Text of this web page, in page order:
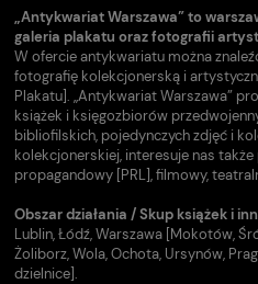
„Antykwariat Warszawa” to
galeria plakatu oraz fotografii
W ofercie antykwariatu można
fotografię kolekcjonerską i
Plakatu]. „Antykwariat Warszawa”
książek i księgozbiorów
bibliofilskich, pojedynczych zdjęć i
kolekcjonerskiej, interesuje nas
propagandowy [PRL], filmowy,
Obszar działania / Skup książek i
Lublin, Łódź, Warszawa [Mokotów,
Żoliborz, Wola, Ochota, Ursynów,
dzielnice].